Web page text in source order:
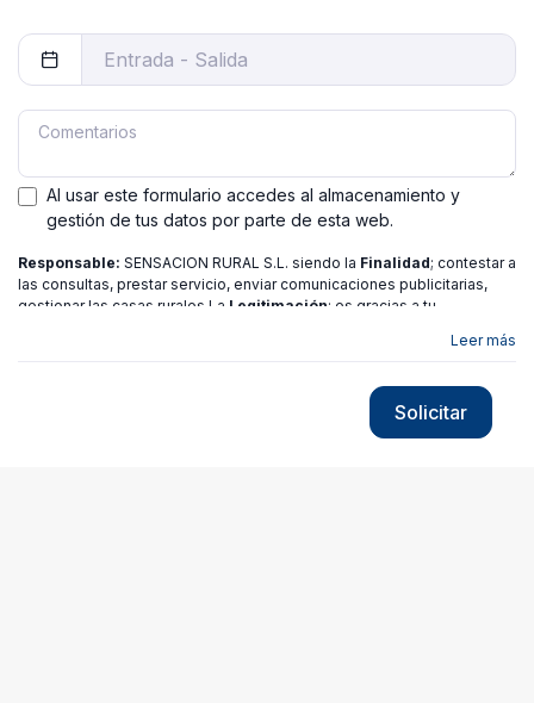
Al usar este formulario accedes al almacenamiento y
gestión de tus datos por parte de esta web.
Responsable: SENSACION RURAL S.L. siendo la Finalidad; contestar a
las consultas, prestar servicio, enviar comunicaciones publicitarias,
gestionar las casas rurales La Legitimación; es gracias a tu
de Acceso,
política de privacidad
Leer más
Solicitar